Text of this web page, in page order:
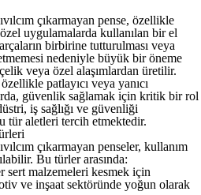
çıkarmayan pense, özellikle
uygulamalarda kullanılan bir el
birbirine tutturulması veya
nedeniyle büyük bir öneme
veya özel alaşımlardan üretilir.
patlayıcı veya yanıcı
güvenlik sağlamak için kritik bir rol
iş sağlığı ve güvenliği
tür aletleri tercih etmektedir.
çıkarmayan penseler, kullanım
Bu türler arasında:
sert malzemeleri kesmek için
ve inşaat sektöründe yoğun olarak